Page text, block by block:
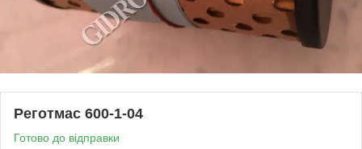
Реготмас 600-1-04
Готово до відправки